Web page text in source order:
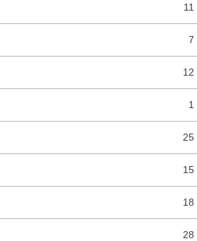
11
7
12
1
25
15
18
28